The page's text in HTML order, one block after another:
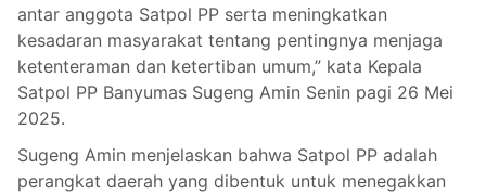
antar anggota Satpol PP serta meningkatkan
kesadaran masyarakat tentang pentingnya menjaga
ketenteraman dan ketertiban umum,” kata Kepala
Satpol PP Banyumas Sugeng Amin Senin pagi 26 Mei
2025.
Sugeng Amin menjelaskan bahwa Satpol PP adalah
perangkat daerah yang dibentuk untuk menegakkan